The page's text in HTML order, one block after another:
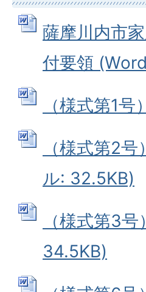
薩摩川内市
付要領
（様式第1
（様式第2
ル: 32.5KB)
（様式第3
34.5KB)